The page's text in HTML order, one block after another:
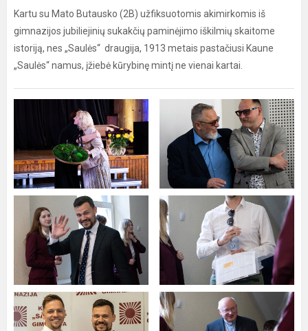
Kartu su Mato Butausko (2B) užfiksuotomis akimirkomis iš
gimnazijos jubiliejinių sukakčių paminėjimo iškilmių skaitome
istoriją, nes „Saulės“ draugija, 1913 metais pastačiusi Kaune
„Saulės“ namus, įžiebė kūrybinę mintį ne vienai kartai.